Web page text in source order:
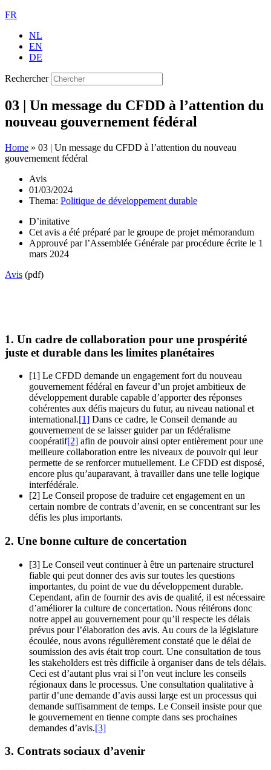
FR
NL
EN
DE
Rechercher
03 | Un message du CFDD à l’attention du
nouveau gouvernement fédéral
Home » 03 | Un message du CFDD à l’attention du nouveau
gouvernement fédéral
Avis
01/03/2024
Thema: Politique de développement durable
D’initative
Cet avis a été préparé par le groupe de projet mémorandum
Approuvé par l’Assemblée Générale par procédure écrite le 1
mars 2024
Avis (pdf)
1. Un cadre de collaboration pour une prospérité
juste et durable dans les limites planétaires
[1] Le CFDD demande un engagement fort du nouveau
gouvernement fédéral en faveur d’un projet ambitieux de
développement durable capable d’apporter des réponses
cohérentes aux défis majeurs du futur, au niveau national et
international.[1] Dans ce cadre, le Conseil demande au
gouvernement de se laisser guider par un fédéralisme
coopératif[2] afin de pouvoir ainsi opter entièrement pour une
meilleure collaboration entre les niveaux de pouvoir qui leur
permette de se renforcer mutuellement. Le CFDD est disposé,
encore plus qu’auparavant, à travailler dans une telle logique
interfédérale.
[2] Le Conseil propose de traduire cet engagement en un
certain nombre de contrats d’avenir, en se concentrant sur les
défis les plus importants.
2. Une bonne culture de concertation
[3] Le Conseil veut continuer à être un partenaire structurel
fiable qui peut donner des avis sur toutes les questions
importantes, du point de vue du développement durable.
Cependant, afin de fournir des avis de qualité, il est nécessaire
d’améliorer la culture de concertation. Nous réitérons donc
notre appel au gouvernement pour qu’il respecte les délais
prévus pour l’élaboration des avis. Au cours de la législature
écoulée, nous avons régulièrement constaté que le délai de
soumission des avis était trop court. Une consultation de tous
les stakeholders est très difficile à organiser dans de tels délais.
Ceci est d’autant plus vrai si l’on veut inclure les conseils
régionaux dans le processus. Une consultation qualitative à
partir d’une demande d’avis aussi large est un processus qui
demande suffisamment de temps. Le Conseil insiste pour que
le gouvernement en tienne compte dans ses prochaines
demandes d’avis.[3]
3. Contrats sociaux d’avenir